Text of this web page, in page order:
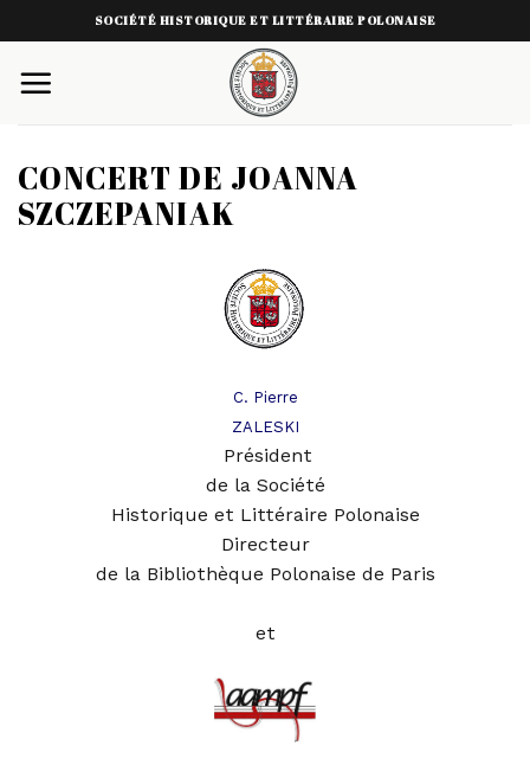
to
content
SOCIÉTÉ HISTORIQUE ET LITTÉRAIRE POLONAISE
CONCERT DE JOANNA
SZCZEPANIAK
C. Pierre
ZALESKI
Président
de la Société
Historique et Littéraire Polonaise
Directeur
de la Bibliothèque Polonaise de Paris
et